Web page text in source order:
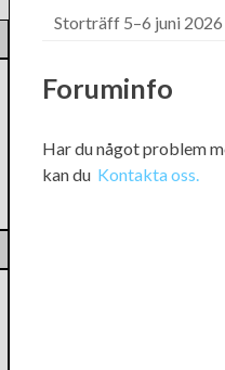
Storträff 5–6 juni 2026
Foruminfo
Har du något problem
kan du Kontakta oss.